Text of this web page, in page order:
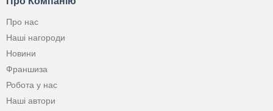
Про нас
Наші нагороди
Новини
Франшиза
Робота у нас
Наші автори